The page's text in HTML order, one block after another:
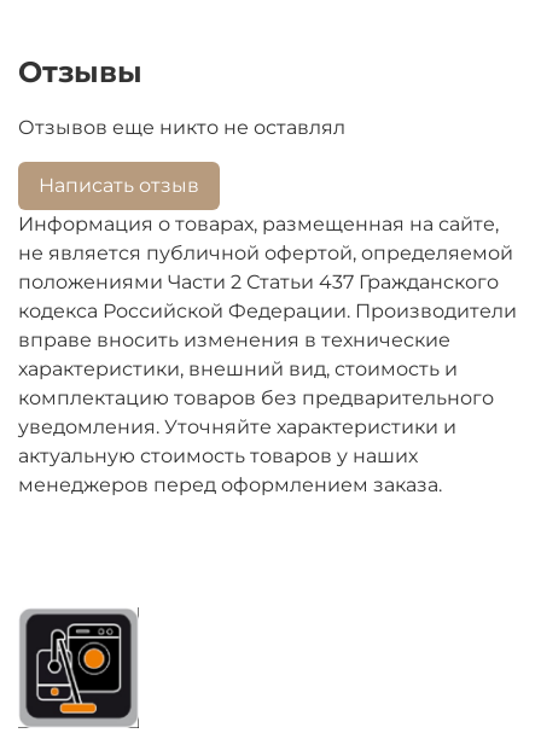
Отзывы
Отзывов еще никто не оставлял
Написать отзыв
Информация о товарах, размещенная на сайте,
не является публичной офертой, определяемой
положениями Части 2 Статьи 437 Гражданского
кодекса Российской Федерации. Производители
вправе вносить изменения в технические
характеристики, внешний вид, стоимость и
комплектацию товаров без предварительного
уведомления. Уточняйте характеристики и
актуальную стоимость товаров у наших
менеджеров перед оформлением заказа.